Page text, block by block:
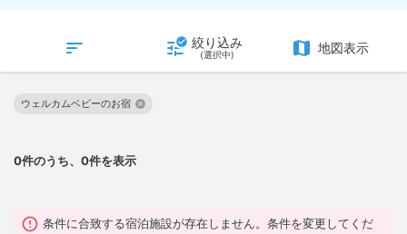
絞り込み
(選択中) 地図表示
0件のうち、0件を表示
ウェルカムベビーのお宿
この絞り込み条件を解除
条件に合致する宿泊施設が存在しません。条件を変更してくだ